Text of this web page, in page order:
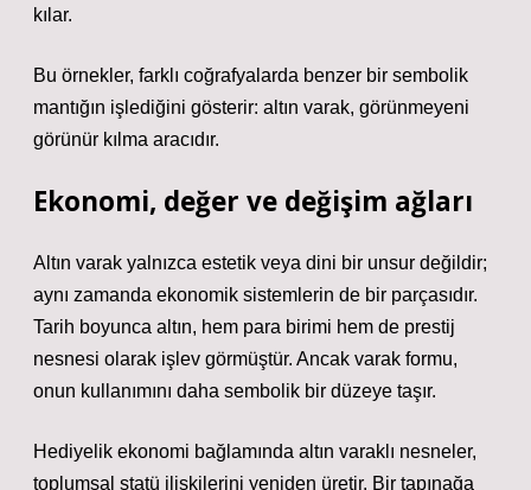
kılar.
Bu örnekler, farklı coğrafyalarda benzer bir sembolik
mantığın işlediğini gösterir: altın varak, görünmeyeni
görünür kılma aracıdır.
Ekonomi, değer ve değişim ağları
Altın varak yalnızca estetik veya dini bir unsur değildir;
aynı zamanda ekonomik sistemlerin de bir parçasıdır.
Tarih boyunca altın, hem para birimi hem de prestij
nesnesi olarak işlev görmüştür. Ancak varak formu,
onun kullanımını daha sembolik bir düzeye taşır.
Hediyelik ekonomi bağlamında altın varaklı nesneler,
toplumsal statü ilişkilerini yeniden üretir. Bir tapınağa